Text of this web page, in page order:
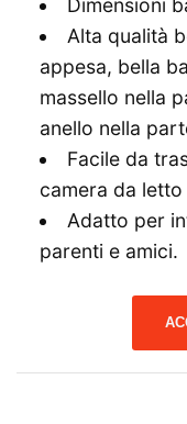
Dimensioni
Alta qualità
appesa, bella
massello nella
anello nella
Facile da
camera da
Adatto per
parenti e amici.